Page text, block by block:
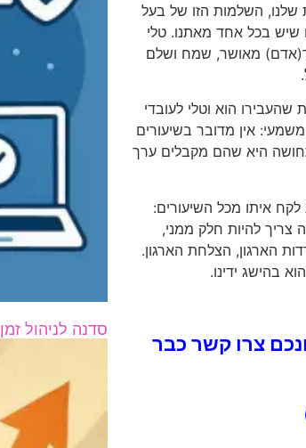
שלנו, השלמות הזו של בעל
שיש בכל אחד מאתנו. טלי
מאושר, שמח ושלם
הוא וטלי לעובדי
אין מדובר בשיעורים
היא שהם מקבלים ערך
איתו מכל השיעורים:
צריך להיות חלק ממני,
הארגון, הצלחת הארגון.
בהישג ידינו.
צרו קשר כבר
סדנה לניהול